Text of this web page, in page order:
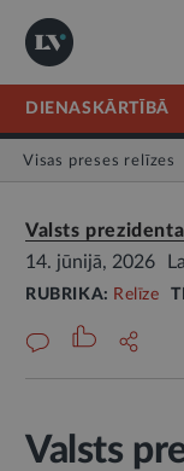
DIENASKĀRTĪBĀ
Visas preses relīzes
Valsts
14. jūnijā, 2026
RUBRIKA: Relīze
Valsts